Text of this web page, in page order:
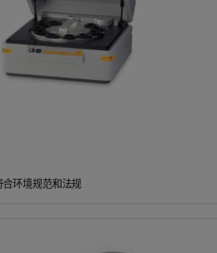
环境规范和法规